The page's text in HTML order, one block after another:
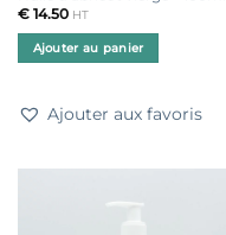
€14.50 HT
Ajouter au panier
Ajouter aux favoris